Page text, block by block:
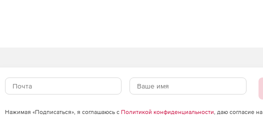
POP3.
Нажимая «Подписаться», я соглашаюсь с Политикой конфиденциальности, даю согласие на